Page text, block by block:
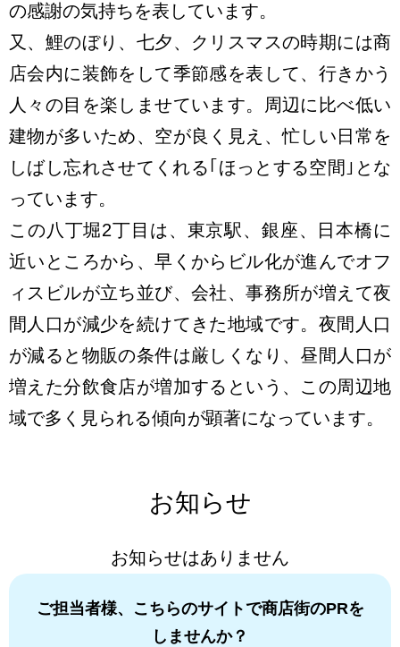
の感謝の気持ちを表しています。
又、鯉のぼり、七夕、クリスマスの時期には商
店会内に装飾をして季節感を表して、行きかう
人々の目を楽しませています。周辺に比べ低い
建物が多いため、空が良く見え、忙しい日常を
しばし忘れさせてくれる｢ほっとする空間｣とな
っています。
この八丁堀2丁目は、東京駅、銀座、日本橋に
近いところから、早くからビル化が進んでオフ
ィスビルが立ち並び、会社、事務所が増えて夜
間人口が減少を続けてきた地域です。夜間人口
が減ると物販の条件は厳しくなり、昼間人口が
増えた分飲食店が増加するという、この周辺地
域で多く見られる傾向が顕著になっています。
お知らせ
お知らせはありません
ご担当者様、こちらのサイトで商店街のPRを
しませんか？